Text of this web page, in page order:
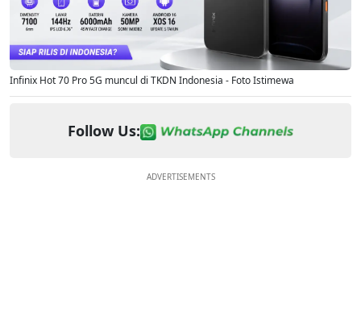
Infinix Hot 70 Pro 5G muncul di TKDN Indonesia - Foto Istimewa
Follow Us:
ADVERTISEMENTS